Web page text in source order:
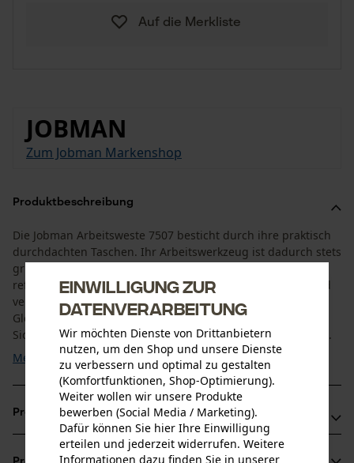
Auf die Merkliste
JOBMAN
Zum Jobman Markenshop
Produktbeschreibung
Die Jobman Arbeitsweste 7507 besticht durch ihre praktisch
durchdachten Taschen. Ihr Arbeitswerkzeug ist dadurch stets
griffbereit am Körper. Ein weiterer Blickfang sind die
reflektierenden Elemente. Sie sind raffiniert verarbeitet und
verleihen der Arbeitsweste einen modernen Look.
Gleichzeitig ergibt sich der Vorteil einer besseren
Sichtbarkeit bei schlechten Lichtverhältnissen. Außerdem ...
Mehr anzeigen
Produktvorteile
Moderne Farbauswahl in vielen Arbeitsbereichen
Einwilligung zur
Datenverarbeitung
Wir möchten Dienste von Drittanbietern
nutzen, um den Shop und unsere Dienste
zu verbessern und optimal zu gestalten
(Komfortfunktionen, Shop-Optimierung).
Weiter wollen wir unsere Produkte
bewerben (Social Media / Marketing).
Dafür können Sie hier Ihre Einwilligung
erteilen und jederzeit widerrufen. Weitere
Informationen dazu finden Sie in unserer